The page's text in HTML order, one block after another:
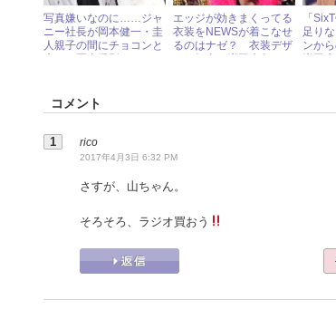
写真嫌いなのに……ジャ
ニー社長が岡本健一・圭
人親子の間にチョコンと
エッジが効きまくってる
衣装をNEWSが着こなせ
るのはナゼ？ 衣装デザ
「
足り
ンか
コメント
rico
2017年4月3日 6:32 PM
さすが、山ちゃん。
そろそろ、ラジオ買おう